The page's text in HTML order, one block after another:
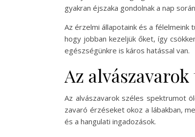
gyakran éjszaka gondolnak a nap
Az érzelmi állapotaink és a
hogy jobban kezeljük őket, így
egészségünkre is káros hatással van.
Az
Az alvászavarok széles spektrumot
zavaró érzéseket okoz a lábakban,
és a hangulati ingadozások.